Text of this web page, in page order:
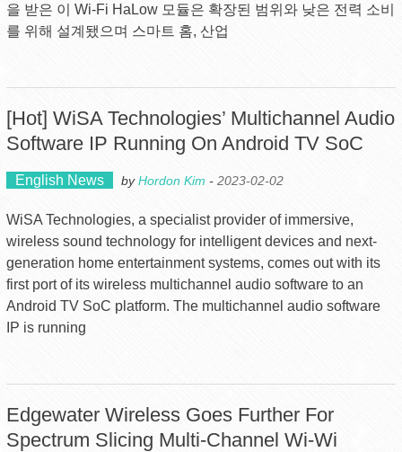
을 받은 이 Wi-Fi HaLow 모듈은 확장된 범위와 낮은 전력 소비
를 위해 설계됐으며 스마트 홈, 산업
[Hot] WiSA Technologies’ Multichannel Audio
Software IP Running On Android TV SoC
English News byHordon Kim - 2023-02-02
WiSA Technologies, a specialist provider of immersive,
wireless sound technology for intelligent devices and next-
generation home entertainment systems, comes out with its
first port of its wireless multichannel audio software to an
Android TV SoC platform. The multichannel audio software
IP is running
Edgewater Wireless Goes Further For
Spectrum Slicing Multi-Channel Wi-Wi